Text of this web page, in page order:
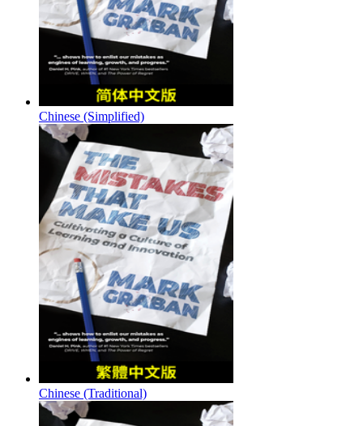
Chinese (Simplified)
Chinese (Traditional)